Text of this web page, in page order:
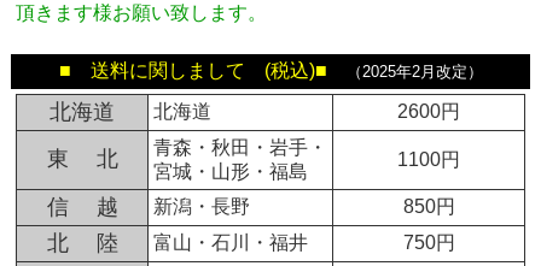
頂きます様お願い致します。
■ 送料に関しまして (税込)■ （2025年2月改定）
北海道 北海道 2600円
東 北
青森・秋田・岩手・
宮城・山形・福島
1100円
信 越 新潟・長野 850円
北 陸 富山・石川・福井 750円